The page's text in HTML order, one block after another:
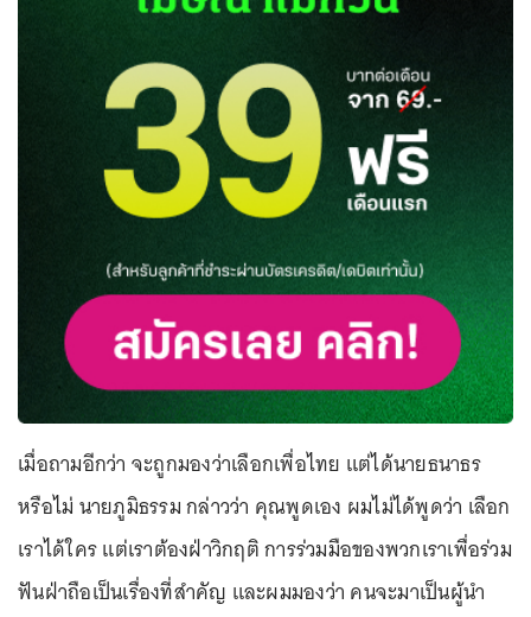
เมื่อถามอีกว่า จะถูกมองว่าเลือกเพื่อไทย แต่ได้นายธนาธร
หรือไม่ นายภูมิธรรม กล่าวว่า คุณพูดเอง ผมไม่ได้พูดว่า เลือก
เราได้ใคร แต่เราต้องฝ่าวิกฤติ การร่วมมือของพวกเราเพื่อร่วม
ฟันฝ่าถือเป็นเรื่องที่สำคัญ และผมมองว่า คนจะมาเป็นผู้นำ